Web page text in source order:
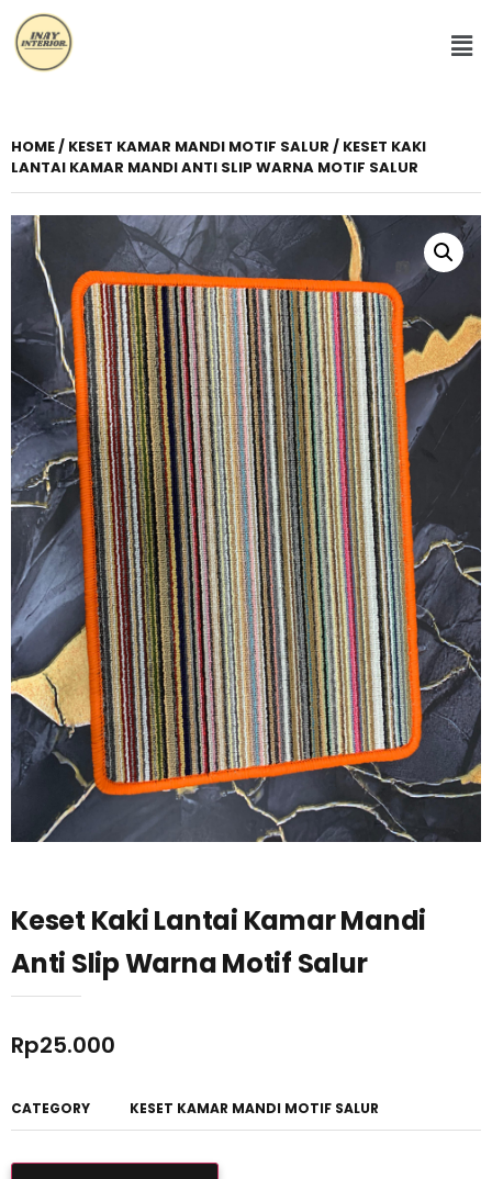
HOME/ KESET KAMAR MANDI MOTIF SALUR / KESET KAKI
LANTAI KAMAR MANDI ANTI SLIP WARNA MOTIF SALUR
Keset Kaki Lantai Kamar Mandi
Anti Slip Warna Motif Salur
Rp25.000
CATEGORY KESET KAMAR MANDI MOTIF SALUR